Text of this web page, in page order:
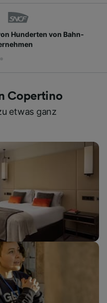
Hunderten von Bahn-
Copertino
etwas ganz